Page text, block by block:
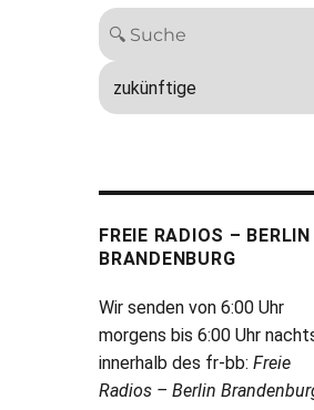
FREIE RADIOS – BERLIN
BRANDENBURG
Wir senden von 6:00 Uhr
morgens bis 6:00 Uhr
innerhalb des fr-bb: Freie
Radios – Berlin